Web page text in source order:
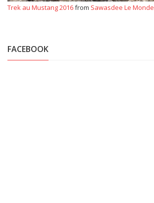
Trek au Mustang 2016from Sawasdee Le Monde
FACEBOOK